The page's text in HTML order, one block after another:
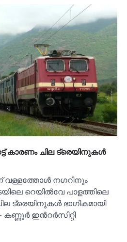
കാരണം ചില ട്രെയിനുകള്‍
വള്ളത്തോള്‍ നഗറിനും
റെയില്‍വേ പാളത്തിലെ
ട്രെയിനുകള്‍ ഭാഗികമായി
കണ്ണൂർ ഇന്‍റർസിറ്റി